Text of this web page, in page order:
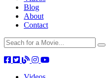
Blog
About
Contact